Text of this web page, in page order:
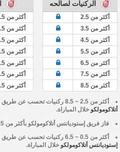
الركنيات لصالحه
أكثر من 2.5
أكثر من 3.5
أكثر من 4.5
أكثر من 5.5
أكثر من 6.5
أكثر من 7.5
أكثر من 8.5
أكثر من 0.5
أكثر من 1.5
أكثر من 2.5
أكثر من 3.5
أكثر من 4.5
أكثر من 5.5
أكثر من 6.5
أكثر من 2.5 ~ 8.5 ركنيات تحسب عن طريق الركنيات التي فاز بها فريق
أتلاكومولكو خلال المباراة.
فاز فريق إستوديانتس أتلاكومولكو بأكثر من 4.5 ركلات ركنية في ?％ من مبارياته.
أكثر من 0.5 ~ 6.5 ركنيات تحسب عن طريق الركنيات التي حاز عليها فريق
إستوديانتس أتلاكومولكو خلال المباراة.